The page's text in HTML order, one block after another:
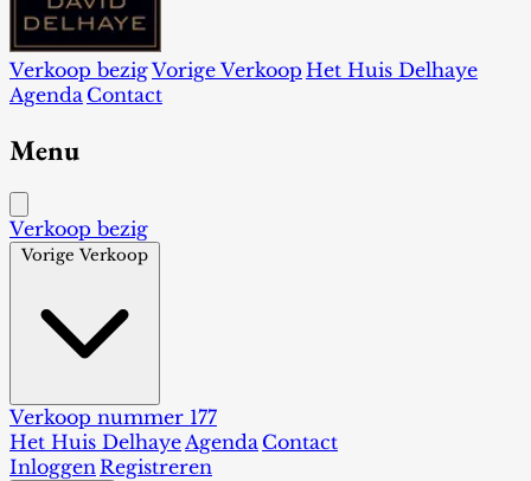
Verkoop bezigVorige Verkoop Het Huis Delhaye
Agenda Contact
Menu
Verkoop bezig
Vorige Verkoop
Verkoop nummer 177
Het Huis DelhayeAgenda Contact
InloggenRegistreren